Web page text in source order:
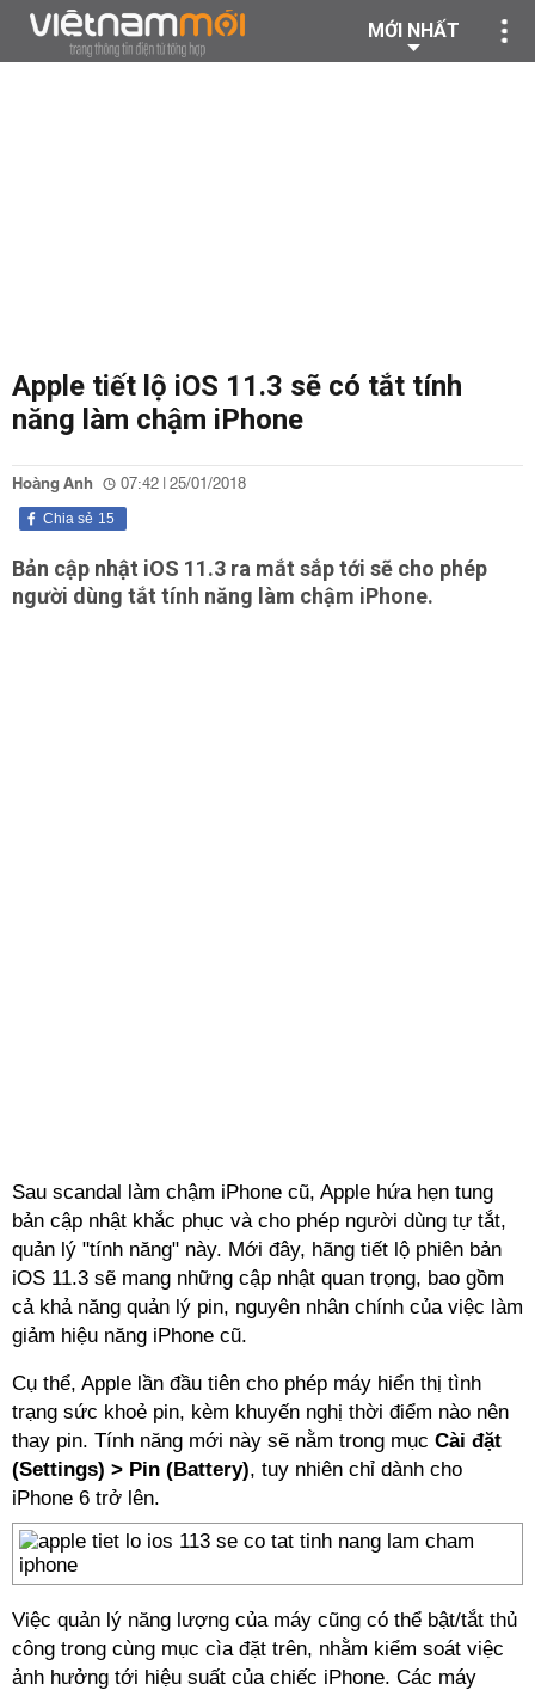
MỚI NHẤT
Apple tiết lộ iOS 11.3 sẽ có tắt tính
năng làm chậm iPhone
Hoàng Anh 07:42 | 25/01/2018
15
Chia sẻ
Bản cập nhật iOS 11.3 ra mắt sắp tới sẽ cho phép
người dùng tắt tính năng làm chậm iPhone.
Sau scandal làm chậm iPhone cũ, Apple hứa hẹn tung
bản cập nhật khắc phục và cho phép người dùng tự tắt,
quản lý "tính năng" này. Mới đây, hãng tiết lộ phiên bản
iOS 11.3 sẽ mang những cập nhật quan trọng, bao gồm
cả khả năng quản lý pin, nguyên nhân chính của việc làm
giảm hiệu năng iPhone cũ.
Cụ thể, Apple lần đầu tiên cho phép máy hiển thị tình
trạng sức khoẻ pin, kèm khuyến nghị thời điểm nào nên
thay pin. Tính năng mới này sẽ nằm trong mục Cài đặt
(Settings) > Pin (Battery), tuy nhiên chỉ dành cho
iPhone 6 trở lên.
Việc quản lý năng lượng của máy cũng có thể bật/tắt thủ
công trong cùng mục cìa đặt trên, nhằm kiểm soát việc
ảnh hưởng tới hiệu suất của chiếc iPhone. Các máy